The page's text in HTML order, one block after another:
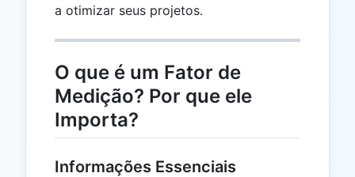
a otimizar seus projetos.
O que é um Fator de
Medição? Por que ele
Importa?
Informações Essenciais